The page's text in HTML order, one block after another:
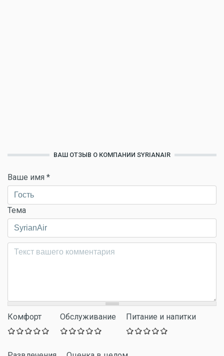
ВАШ ОТЗЫВ О КОМПАНИИ SYRIANAIR
Ваше имя *
Тема
Комментарий*
Комфорт Обслуживание Питание и напитки